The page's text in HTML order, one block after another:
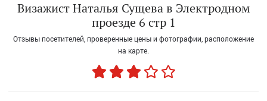
Визажист Наталья Сущева в Электродном
проезде 6 стр 1
Отзывы посетителей, проверенные цены и фотографии, расположение
на карте.